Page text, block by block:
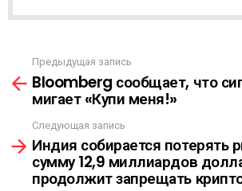
А
Ы
Л
К
А
м
е
Предыдущая запись
Bloomberg сообщает, что
мигает «Купи меня!»
Следующая запись
Индия собирается потерять
сумму 12,9 миллиардов
продолжит запрещать